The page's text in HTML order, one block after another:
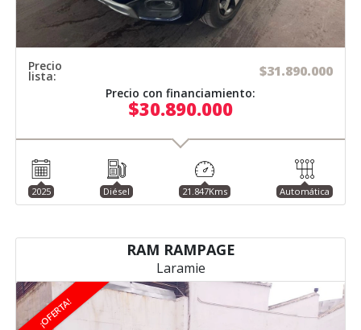
Precio
lista: $31.890.000
Precio con financiamiento:
$30.890.000
2025 Diésel 21.847Kms Automática
RAM RAMPAGE
Laramie
¡OFERTA!